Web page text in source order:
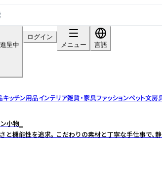
呈中
ログイン
メニュー
言語
キッチン用品インテリア雑貨・家具ファッションペット文房
小物‗
と機能性を追求。 こだわりの素材と丁寧な手仕事で